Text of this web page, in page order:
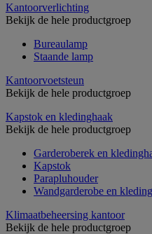
Kantoorverlichting
Bekijk de hele productgroep
Bureaulamp
Staande lamp
Kantoorvoetsteun
Bekijk de hele productgroep
Kapstok en kledinghaak
Bekijk de hele productgroep
Garderoberek en
Kapstok
Parapluhouder
Wandgarderobe en
Klimaatbeheersing kantoor
Bekijk de hele productgroep